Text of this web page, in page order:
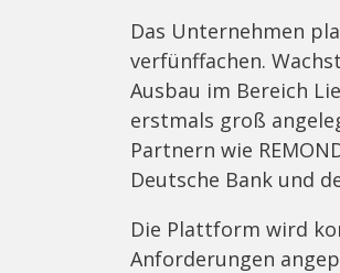
Das Unternehmen
verfünffachen.
Ausbau im Bereich
erstmals groß
Partnern wie
Deutsche Bank und
Die Plattform wird
Anforderungen